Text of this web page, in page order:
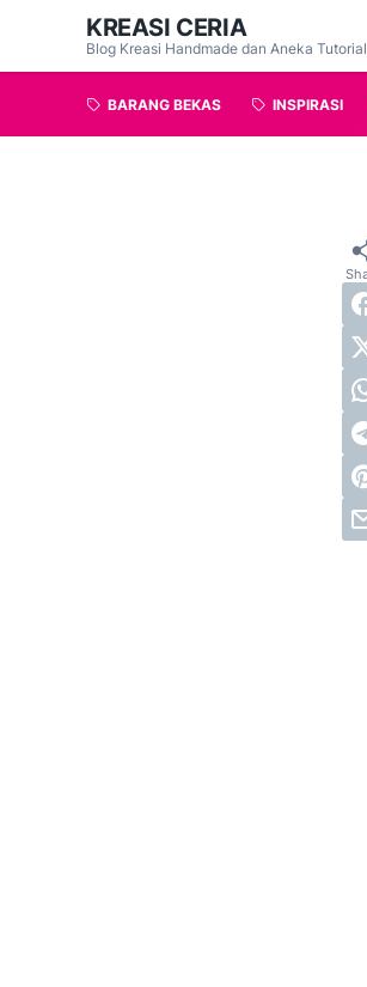
KREASI CERIA
Blog Kreasi Handmade dan Aneka Tutorial
BARANG BEKAS INSPIRASI